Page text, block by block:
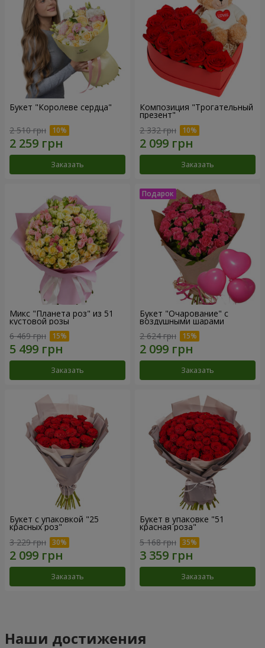
Букет "Королеве сердца"
2 510 грн
Заказать
Композиция "Трогательный
презент"
2 332 грн
Заказать
Микс "Планета роз" из 51
кустовой розы
6 469 грн
Заказать
Букет "Очарование" с
воздушными шарами
2 624 грн
Заказать
Букет с упаковкой "25
красных роз"
3 229 грн
Заказать
Букет в упаковке "51
красная роза"
5 168 грн
Заказать
Наши достижения